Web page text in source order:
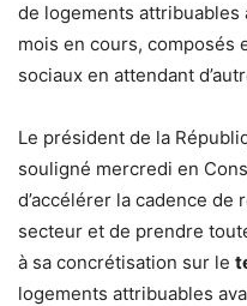
de logements attribuables
mois en cours, composés
sociaux en attendant
Le président de la
souligné mercredi en
d’accélérer la cadence de
secteur et de prendre
à sa concrétisation sur le
logements attribuables